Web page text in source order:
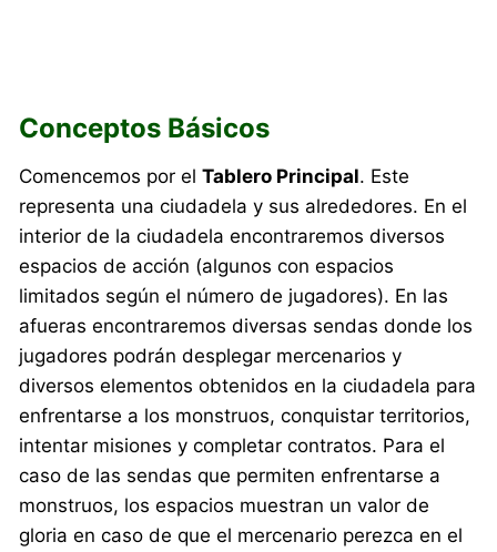
Conceptos Básicos
Comencemos por elTablero Principal. Este
representa una ciudadela y sus alrededores. En el
interior de la ciudadela encontraremos diversos
espacios de acción (algunos con espacios
limitados según el número de jugadores). En las
afueras encontraremos diversas sendas donde los
jugadores podrán desplegar mercenarios y
diversos elementos obtenidos en la ciudadela para
enfrentarse a los monstruos, conquistar territorios,
intentar misiones y completar contratos. Para el
caso de las sendas que permiten enfrentarse a
monstruos, los espacios muestran un valor de
gloria en caso de que el mercenario perezca en el